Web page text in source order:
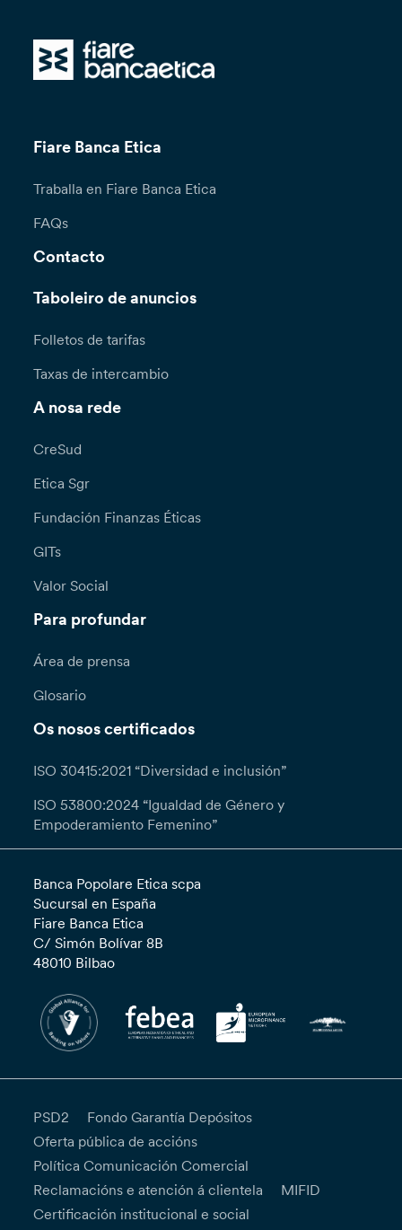
Fiare Banca Etica
Traballa en Fiare Banca Etica
FAQs
Contacto
Taboleiro de anuncios
Folletos de tarifas
Taxas de intercambio
A nosa rede
CreSud
Etica Sgr
Fundación Finanzas Éticas
GITs
Valor Social
Para profundar
Área de prensa
Glosario
Os nosos certificados
ISO 30415:2021 “Diversidad e inclusión”
ISO 53800:2024 “Igualdad de Género y
Empoderamiento Femenino”
Banca Popolare Etica scpa
Sucursal en España
Fiare Banca Etica
C/ Simón Bolívar 8B
48010 Bilbao
PSD2
Fondo Garantía Depósitos
Oferta pública de accións
Política Comunicación Comercial
Reclamacións e atención á clientela
MIFID
Certificación institucional e social